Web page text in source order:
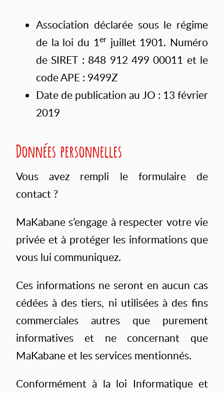
Association déclarée sous le régime
de la loi du 1erjuillet 1901. Numéro
de SIRET : 848 912 499 00011 et le
code APE : 9499Z
Date de publication au JO : 13 février
2019
Données personnelles
Vous avez rempli le formulaire de
contact ?
MaKabane s’engage à respecter votre vie
privée et à protéger les informations que
vous lui communiquez.
Ces informations ne seront en aucun cas
cédées à des tiers, ni utilisées à des fins
commerciales autres que purement
informatives et ne concernant que
MaKabane et les services mentionnés.
Conformément à la loi Informatique et